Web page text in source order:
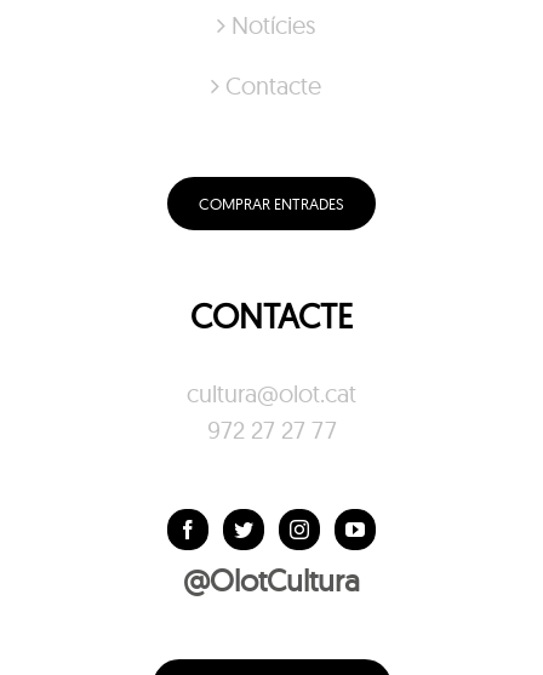
Notícies
Contacte
COMPRAR ENTRADES
CONTACTE
cultura@olot.cat
972 27 27 77
@OlotCultura